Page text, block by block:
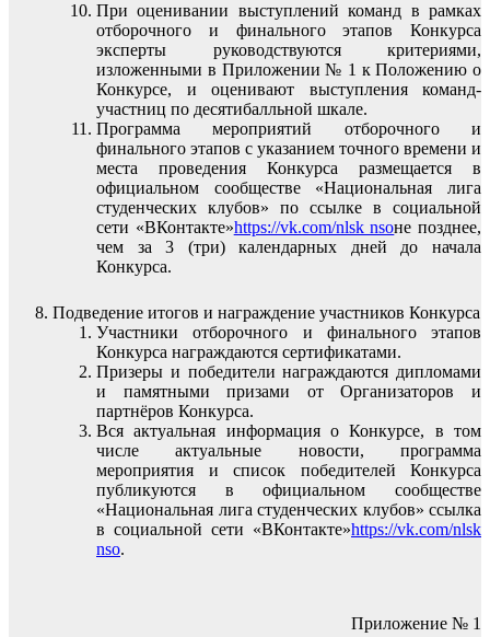
При оценивании выступлений команд в рамках
отборочного и финального этапов Конкурса
эксперты руководствуются критериями,
изложенными в Приложении № 1 к Положению о
Конкурсе, и оценивают выступления команд-
участниц по десятибалльной шкале.
Программа мероприятий отборочного и
финального этапов с указанием точного времени и
места проведения Конкурса размещается в
официальном сообществе «Национальная лига
студенческих клубов» по ссылке в социальной
сети «ВКонтакте»https://vk.com/nlsk nsoне позднее,
чем за 3 (три) календарных дней до начала
Конкурса.
Подведение итогов и награждение участников Конкурса
Участники отборочного и финального этапов
Конкурса награждаются сертификатами.
Призеры и победители награждаются дипломами
и памятными призами от Организаторов и
партнёров Конкурса.
Вся актуальная информация о Конкурсе, в том
числе актуальные новости, программа
мероприятия и список победителей Конкурса
публикуются в официальном сообществе
«Национальная лига студенческих клубов» ссылка
в социальной сети «ВКонтакте»https://vk.com/nlsk
nso.
Приложение № 1